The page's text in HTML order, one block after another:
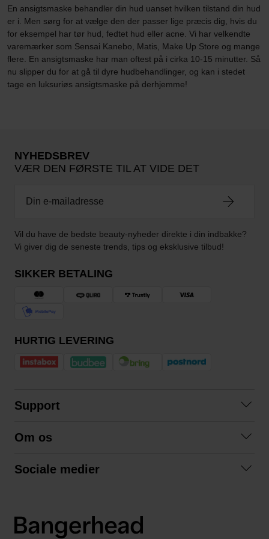
En ansigtsmaske behandler din hud uanset hvilken tilstand din hud
er i. Men sørg for at vælge den der passer lige præcis dig, hvis du
for eksempel har tør hud, fedtet hud eller acne. Vi har velkendte
varemærker som Sensai Kanebo, Matis, Make Up Store og mange
flere. En ansigtsmaske har man oftest på i cirka 10-15 minutter. Så
nu slipper du for at gå til dyre hudbehandlinger, og kan i stedet
tage en luksuriøs ansigtsmaske på derhjemme!
NYHEDSBREV
VÆR DEN FØRSTE TIL AT VIDE DET
Vil du have de bedste beauty-nyheder direkte i din indbakke?
Vi giver dig de seneste trends, tips og eksklusive tilbud!
SIKKER BETALING
HURTIG LEVERING
Support
Betingelser
Om os
Sociale medier
LinkedIn